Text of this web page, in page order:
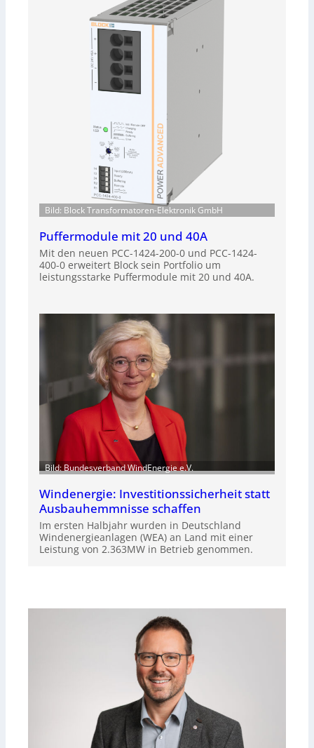
Bild: Block Transformatoren-Elektronik GmbH
Puffermodule mit 20 und 40A
Mit den neuen PCC-1424-200-0 und PCC-1424-
400-0 erweitert Block sein Portfolio um
leistungsstarke Puffermodule mit 20 und 40A.
Bild: Bundesverband WindEnergie e.V.
Windenergie: Investitionssicherheit statt
Ausbauhemmnisse schaffen
Im ersten Halbjahr wurden in Deutschland
Windenergieanlagen (WEA) an Land mit einer
Leistung von 2.363MW in Betrieb genommen.